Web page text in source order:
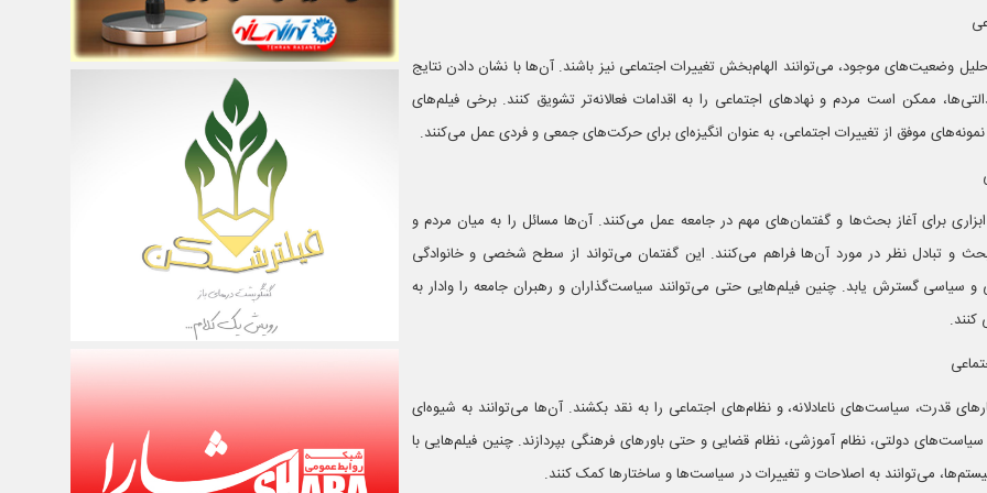
وضعیت‌های موجود، می‌توانند الهام‌بخش تغییرات اجتماعی نیز باشند. آن‌ها با نشان دادن نتایج
ممکن است مردم و نهادهای اجتماعی را به اقدامات فعالانه‌تر تشویق کنند. برخی فیلم‌های
موفق از تغییرات اجتماعی، به عنوان انگیزه‌ای برای حرکت‌های جمعی و فردی عمل می‌کنند.
برای آغاز بحث‌ها و گفتمان‌های مهم در جامعه عمل می‌کنند. آن‌ها مسائل را به میان مردم و
و تبادل نظر در مورد آن‌ها فراهم می‌کنند. این گفتمان می‌تواند از سطح شخصی و خانوادگی
گسترش یابد. چنین فیلم‌هایی حتی می‌توانند سیاست‌گذاران و رهبران جامعه را وادار به
قدرت، سیاست‌های ناعادلانه، و نظام‌های اجتماعی را به نقد بکشند. آن‌ها می‌توانند به شیوه‌ای
دولتی، نظام آموزشی، نظام قضایی و حتی باورهای فرهنگی بپردازند. چنین فیلم‌هایی با
می‌توانند به اصلاحات و تغییرات در سیاست‌ها و ساختارها کمک کنند.